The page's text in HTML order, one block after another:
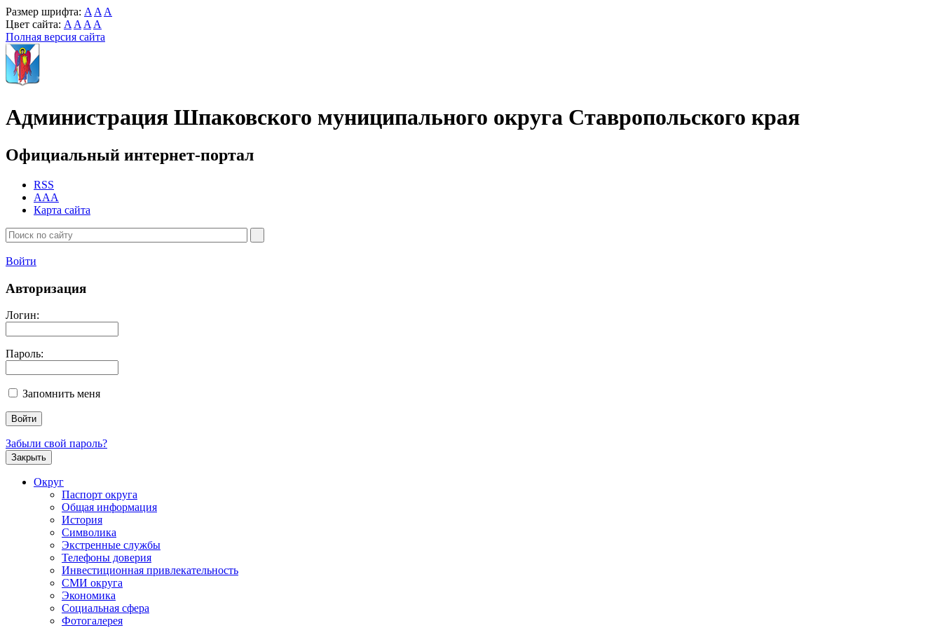
Размер шрифта: A A A
Цвет сайта: A A A A
Полная версия сайта
Администрация Шпаковского муниципального округа Ставропольского края
Официальный интернет-портал
RSS
AAA
Карта сайта
Войти
Авторизация
Логин:
Пароль:
Запомнить меня
Забыли свой пароль?
Закрыть
Округ
Паспорт округа
Общая информация
История
Символика
Экстренные службы
Телефоны доверия
Инвестиционная привлекательность
СМИ округа
Экономика
Социальная сфера
Фотогалерея